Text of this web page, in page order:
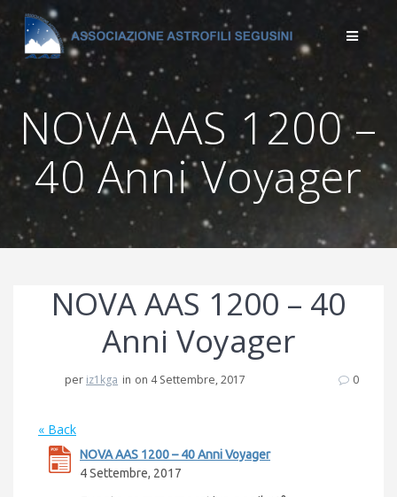
Salta
al
contenuto
NOVA AAS 1200 –
40 Anni Voyager
NOVA AAS 1200 – 40
Anni Voyager
per iz1kga in on 4 Settembre, 2017 0
« Back
NOVA AAS 1200 – 40 Anni Voyager
4 Settembre, 2017